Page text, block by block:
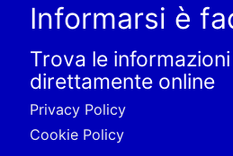
Informarsi è
Trova le
direttamente online
Privacy Policy
Cookie Policy